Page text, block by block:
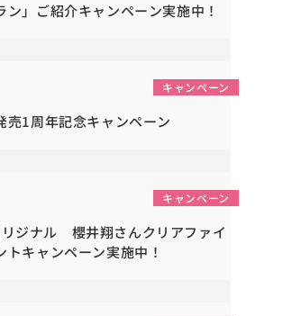
ン」ご紹介キャンペーン実施中！
キャンペーン
売1周年記念キャンペーン
キャンペーン
リジナル 櫻井翔さんクリアファイ
トキャンペーン実施中！